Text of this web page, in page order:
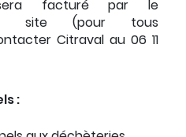
sera facturé par le
site (pour tous
Citraval au 06 11
: